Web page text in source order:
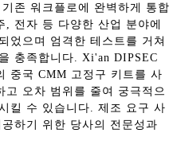
존 워크플로에 완벽하게 통합
, 전자 등 다양한 산업 분야에
었으며 엄격한 테스트를 거쳐
충족합니다. Xi'an DIPSEC
중국 CMM 고정구 키트를 사
고 오차 범위를 줄여 궁극적으
킬 수 있습니다. 제조 요구 사
하기 위한 당사의 전문성과